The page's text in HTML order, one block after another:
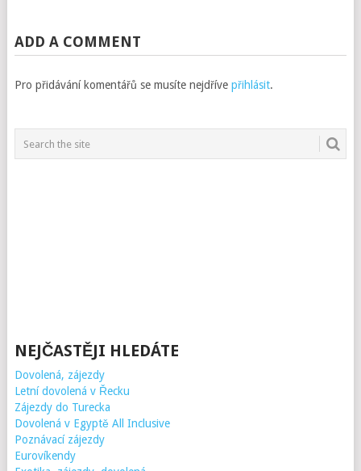
ADD A COMMENT
Pro přidávání komentářů se musíte nejdříve přihlásit.
NEJČASTĚJI HLEDÁTE
Dovolená, zájezdy
Letní dovolená v Řecku
Zájezdy do Turecka
Dovolená v Egyptě All Inclusive
Poznávací zájezdy
Eurovíkendy